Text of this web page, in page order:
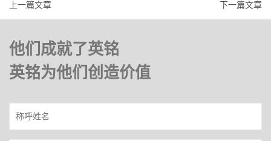
上一篇文章 下一篇文章
他们成就了英铭
英铭为他们创造价值